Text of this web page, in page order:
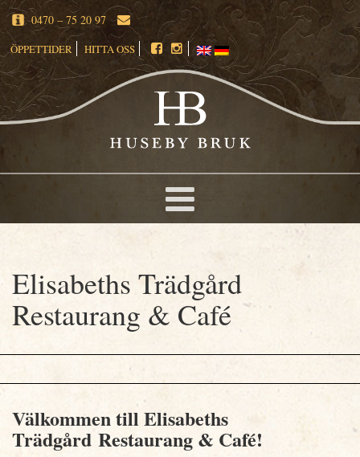
0470 – 75 20 97
ÖPPETTIDER HITTA OSS
Elisabeths Trädgård
Restaurang & Café
Välkommen till Elisabeths
Trädgård Restaurang & Café!